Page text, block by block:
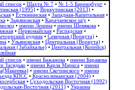
список• Шахта № 7• № 1-5 Баренцбург•
(1995)• Воркутинская (2013)•
• Естюнинская• Западная-Капитальная•
• Зыряновская• Карачаевское ш/у•
• имени Ленина• имени Шевякова•
• Первомайская• Распадская•
рудник• Северная (Воркута)•
• Ульяновская• Центральная (Воркута)•
(Забайкалье)• Центральная (Копейск)
список• имени Бажанова• имени Баракова
Засядько • имени Карла Маркса• имени
• имени Скочинского • имени
КПСС• Краснолиманская (2004)•
• Суходольская-Восточная (1992)
Восточная (2011)• Украина